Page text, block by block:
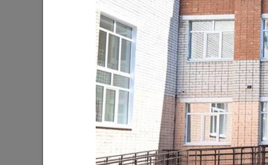
Ильсур Метшин: «Входная группа в
Ленинский сад станет удобнее и
комфортнее»
Ильсур
03/08/